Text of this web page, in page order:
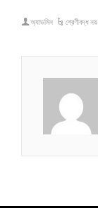
অ্যাডমিন শ্রেণীবদ্ধ নয়